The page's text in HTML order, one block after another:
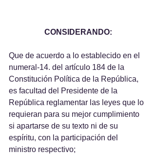
CONSIDERANDO:
Que de acuerdo a lo establecido en el
numeral-14. del artículo 184 de la
Constitución Política de la República,
es facultad del Presidente de la
República reglamentar las leyes que lo
requieran para su mejor cumplimiento
si apartarse de su texto ni de su
espíritu, con la participación del
ministro respectivo;